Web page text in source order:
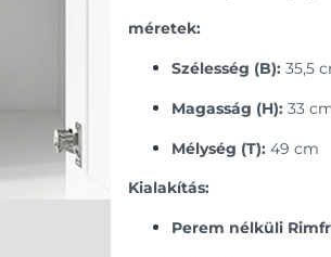
méretek:
Szélesség (B): 35,5
Magasság (H): 33
Mélység (T): 49 cm
Kialakítás:
Perem nélküli